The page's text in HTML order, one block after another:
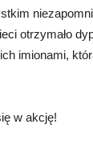
otrzymało
imionami,
w akcję!